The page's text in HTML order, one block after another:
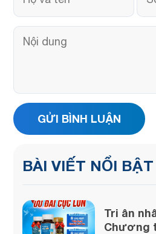
BÀI VIẾT NỔI BẬT
Tri ân
Chương